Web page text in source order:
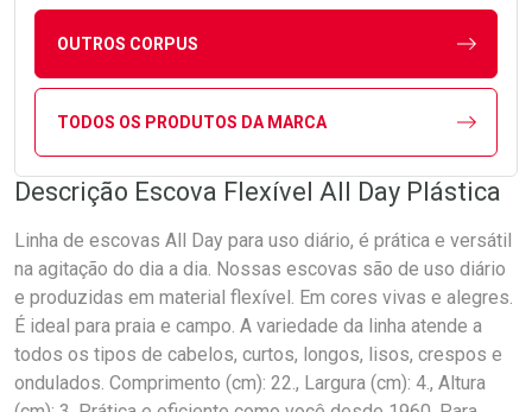
OUTROS CORPUS
TODOS OS PRODUTOS DA MARCA
Descrição Escova Flexível All Day Plástica
Linha de escovas All Day para uso diário, é prática e versátil
na agitação do dia a dia. Nossas escovas são de uso diário
e produzidas em material flexível. Em cores vivas e alegres.
É ideal para praia e campo. A variedade da linha atende a
todos os tipos de cabelos, curtos, longos, lisos, crespos e
ondulados. Comprimento (cm): 22., Largura (cm): 4., Altura